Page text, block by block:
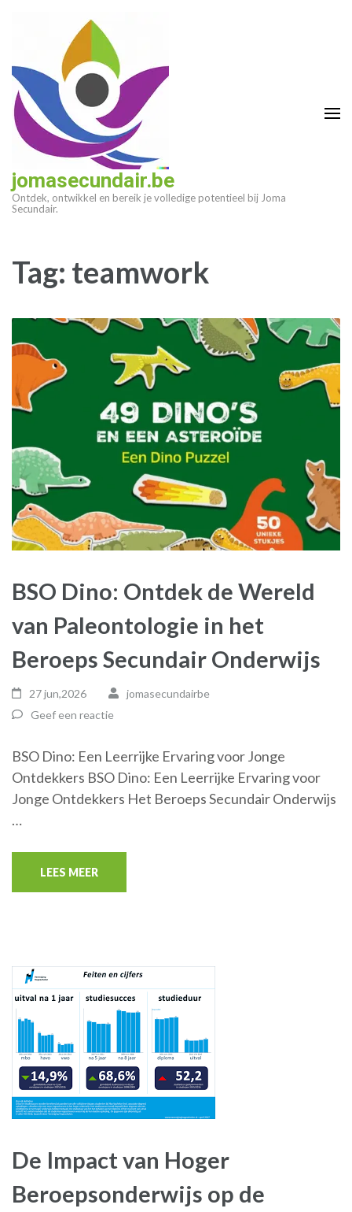
(druk
enter)
jomasecundair.be
Ontdek, ontwikkel en bereik je volledige potentieel bij Joma
Secundair.
Tag: teamwork
BSO Dino: Ontdek de Wereld
van Paleontologie in het
Beroeps Secundair Onderwijs
27 jun,2026
jomasecundairbe
Geef een reactie
BSO Dino: Een Leerrijke Ervaring voor Jonge
Ontdekkers BSO Dino: Een Leerrijke Ervaring voor
Jonge Ontdekkers Het Beroeps Secundair Onderwijs
…
LEES MEER
De Impact van Hoger
Beroepsonderwijs op de